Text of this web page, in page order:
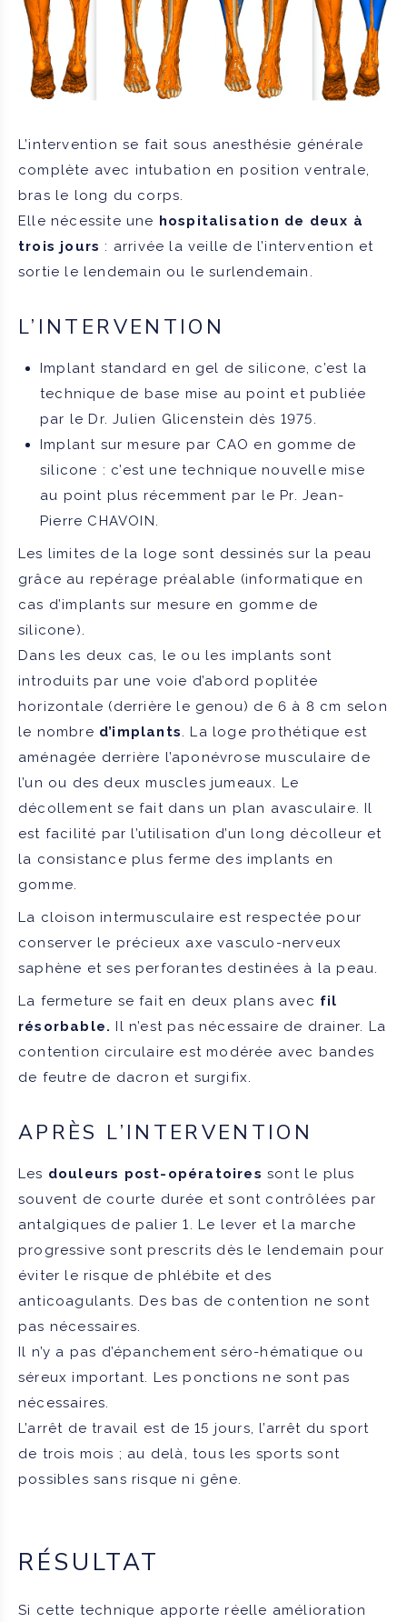
L’intervention se fait sous anesthésie générale
complète avec intubation en position ventrale,
bras le long du corps.
Elle nécessite une hospitalisation de deux à
trois jours : arrivée la veille de l’intervention et
sortie le lendemain ou le surlendemain.
L’INTERVENTION
Implant standard en gel de silicone, c’est la
technique de base mise au point et publiée
par le Dr. Julien Glicenstein dès 1975.
Implant sur mesure par CAO en gomme de
silicone : c’est une technique nouvelle mise
au point plus récemment par le Pr. Jean-
Pierre CHAVOIN.
Les limites de la loge sont dessinés sur la peau
grâce au repérage préalable (informatique en
cas d’implants sur mesure en gomme de
silicone).
Dans les deux cas, le ou les implants sont
introduits par une voie d’abord poplitée
horizontale (derrière le genou) de 6 à 8 cm selon
le nombre d’implants. La loge prothétique est
aménagée derrière l’aponévrose musculaire de
l’un ou des deux muscles jumeaux. Le
décollement se fait dans un plan avasculaire. Il
est facilité par l’utilisation d’un long décolleur et
la consistance plus ferme des implants en
gomme.
La cloison intermusculaire est respectée pour
conserver le précieux axe vasculo-nerveux
saphène et ses perforantes destinées à la peau.
La fermeture se fait en deux plans avec fil
résorbable.
Il n’est pas nécessaire de drainer. La
contention circulaire est modérée avec bandes
de feutre de dacron et surgifix.
APRÈS L’INTERVENTION
Les douleurs post-opératoires sont le plus
souvent de courte durée et sont contrôlées par
antalgiques de palier 1. Le lever et la marche
progressive sont prescrits dès le lendemain pour
éviter le risque de phlébite et des
anticoagulants. Des bas de contention ne sont
pas nécessaires.
Il n’y a pas d’épanchement séro-hématique ou
séreux important. Les ponctions ne sont pas
nécessaires.
L’arrêt de travail est de 15 jours, l’arrêt du sport
de trois mois ; au delà, tous les sports sont
possibles sans risque ni gêne.
RÉSULTAT
Si cette technique apporte réelle amélioration